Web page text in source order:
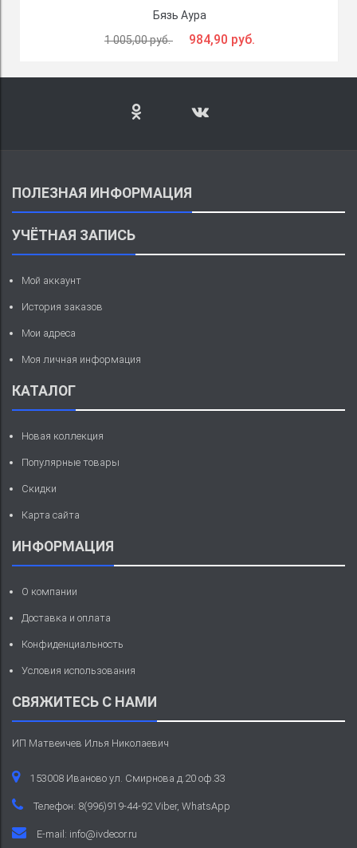
Бязь Аура
1 005,00 руб.
984,90 руб.
ПОЛЕЗНАЯ ИНФОРМАЦИЯ
УЧЁТНАЯ ЗАПИСЬ
Мой аккаунт
История заказов
Мои адреса
Моя личная информация
КАТАЛОГ
Новая коллекция
Популярные товары
Скидки
Карта сайта
ИНФОРМАЦИЯ
О компании
Доставка и оплата
Конфиденциальность
Условия использования
СВЯЖИТЕСЬ С НАМИ
ИП Матвеичев Илья Николаевич
153008 Иваново ул. Смирнова д.20 оф.33
Телефон: 8(996)919-44-92 Viber, WhatsApp
E-mail: info@ivdecor.ru